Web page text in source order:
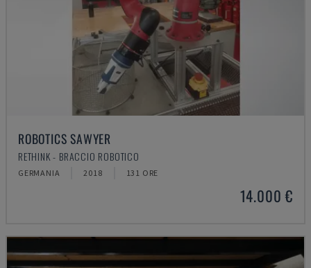
ROBOTICS SAWYER
RETHINK - BRACCIO ROBOTICO
GERMANIA 2018 131 ORE
14.000 €